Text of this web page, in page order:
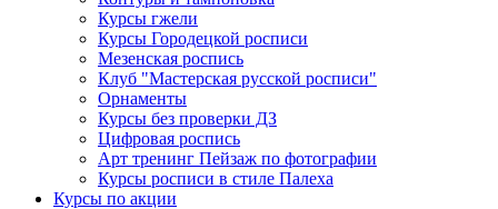
Курсы гжели
Курсы Городецкой росписи
Мезенская роспись
Клуб "Мастерская русской росписи"
Орнаменты
Курсы без проверки ДЗ
Цифровая роспись
Арт тренинг Пейзаж по фотографии
Курсы росписи в стиле Палеха
Курсы по акции